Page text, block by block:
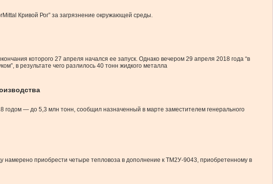
Кривой Рог” за загрязнение окружающей среды.
которого 27 апреля начался ее запуск. Однако вечером 29 апреля 2018 года “в
в результате чего разлилось 40 тонн жидкого металла
годом — до 5,3 млн тонн, сообщил назначенный в марте заместителем генерального
намерено приобрести четыре тепловоза в дополнение к ТМ2У-9043, приобретенному в